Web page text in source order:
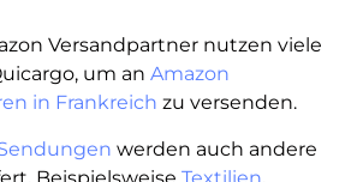
Versandpartner nutzen viele
um an Amazon
in Frankreich zu versenden.
werden auch andere